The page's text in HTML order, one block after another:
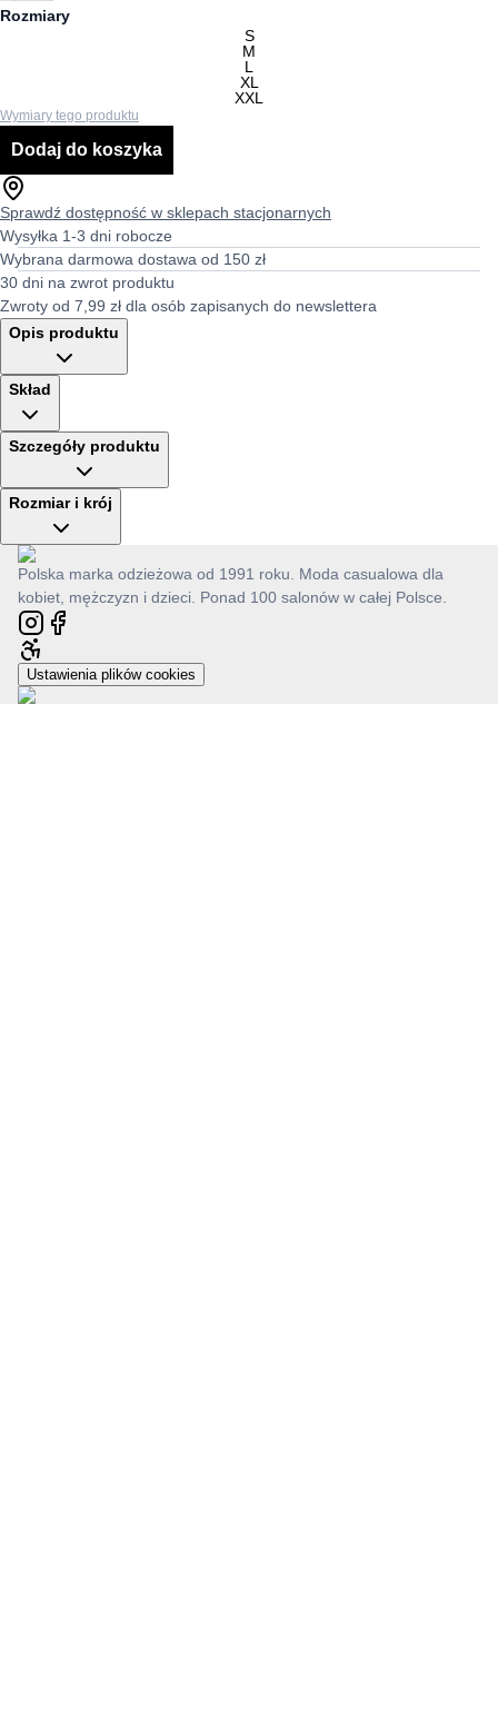
Rozmiary
S
M
L
XL
XXL
Wymiary tego produktu
Dodaj do koszyka
Sprawdź dostępność w sklepach stacjonarnych
Wysyłka 1-3 dni robocze
Wybrana darmowa dostawa od 150 zł
30 dni na zwrot produktu
Zwroty od 7,99 zł dla osób zapisanych do newslettera
Opis produktu
Skład
Szczegóły produktu
Rozmiar i krój
Polska marka odzieżowa od 1991 roku. Moda casualowa dla
kobiet, mężczyzn i dzieci. Ponad 100 salonów w całej Polsce.
Ustawienia plików cookies